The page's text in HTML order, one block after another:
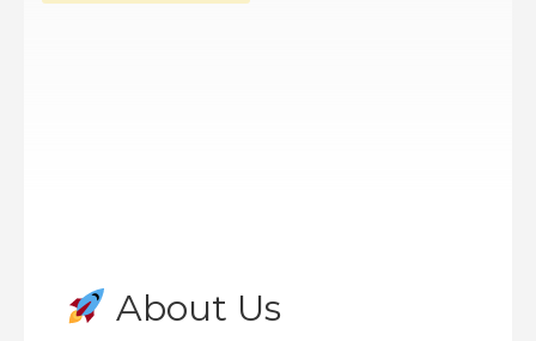
About Us